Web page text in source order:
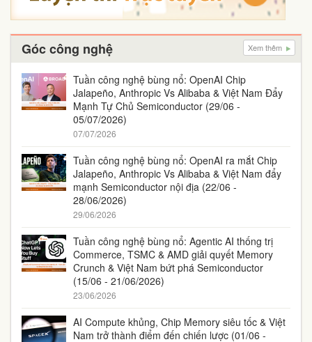
Góc công nghệ Xem thêm
Tuần công nghệ bùng nổ: OpenAI Chip
Jalapeño, Anthropic Vs Alibaba & Việt Nam Đẩy
Mạnh Tự Chủ Semiconductor (29/06 -
05/07/2026)
07/07/2026
Tuần công nghệ bùng nổ: OpenAI ra mắt Chip
Jalapeño, Anthropic Vs Alibaba & Việt Nam đẩy
mạnh Semiconductor nội địa (22/06 -
28/06/2026)
29/06/2026
Tuần công nghệ bùng nổ: Agentic AI thống trị
Commerce, TSMC & AMD giải quyết Memory
Crunch & Việt Nam bứt phá Semiconductor
(15/06 - 21/06/2026)
23/06/2026
AI Compute khủng, Chip Memory siêu tốc & Việt
Nam trở thành điểm đến chiến lược (01/06 -